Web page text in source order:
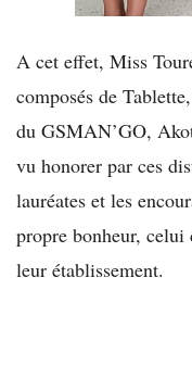
A cet effet, Miss
composés de
du GSMAN’GO,
vu honorer par ces
lauréates et les
propre bonheur, celui
leur établissement.